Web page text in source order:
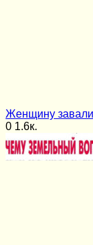
Женщину
0 1.6к.